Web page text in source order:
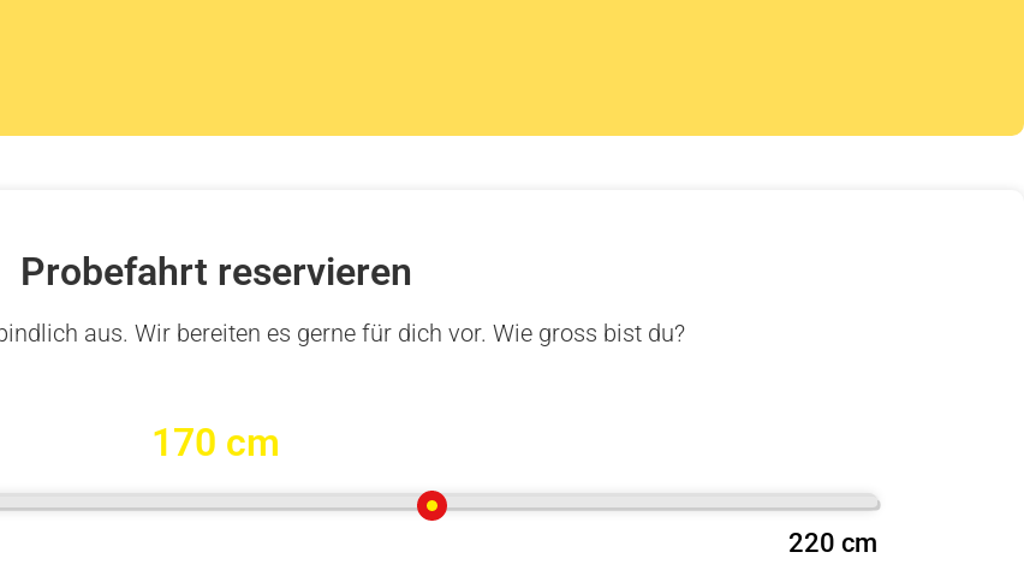
Probefahrt reservieren
aus. Wir bereiten es gerne für dich vor. Wie gross bist du?
170 cm
220 cm